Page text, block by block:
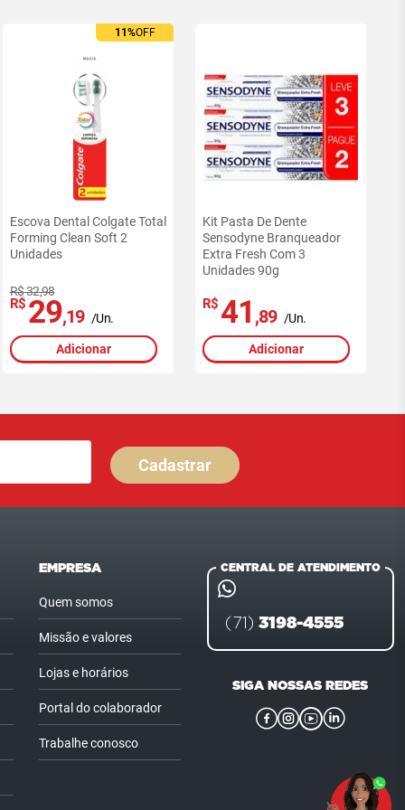
11%OFF
Escova Dental Colgate Total
Forming Clean Soft 2
Unidades
R$ 32,98
R$ 29,19 /Un.
Adicionar
Kit Pasta De Dente
Sensodyne Branqueador
Extra Fresh Com 3
Unidades 90g
R$ 41 ,89 /Un.
Adicionar
Cadastrar
EMPRESA
Quem somos
Missão e valores
Lojas e horários
Portal do colaborador
Trabalhe conosco
CENTRAL DE ATENDIMENTO
(71) 3198-4555
SIGA NOSSAS REDES